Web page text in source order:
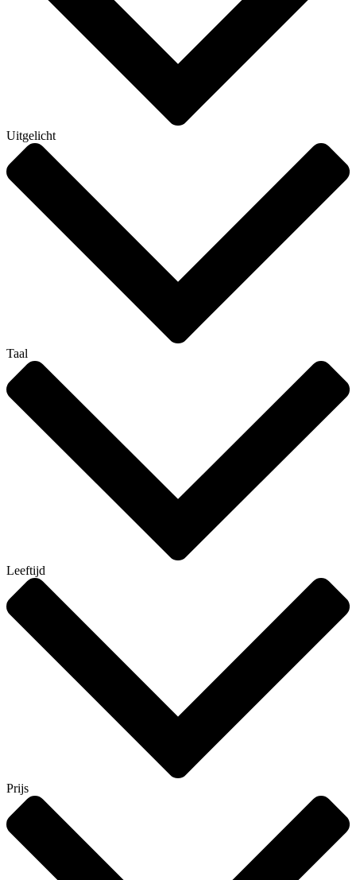
Uitgelicht
Taal
Leeftijd
Prijs